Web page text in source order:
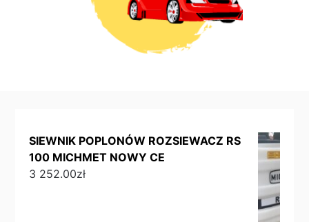
SIEWNIK POPLONÓW ROZSIEWACZ RS
100 MICHMET NOWY CE
3 252.00zł